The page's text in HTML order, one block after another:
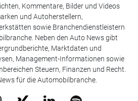
Kommentare, Bilder und Videos
und Autoherstellern,
sowie Branchendienstleistern
Neben den Auto News gibt
Marktdaten und
Management-Informationen sowie
Steuern, Finanzen und Recht.
für die Automobilbranche.